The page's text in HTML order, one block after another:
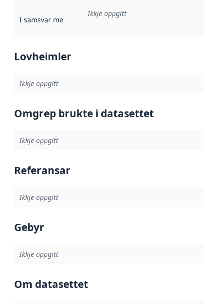
I samsvar med Referanse til ei implementeringsregel eller
Ikkje oppgitt
Lovheimler
Ikkje oppgitt
Omgrep brukte i datasettet
Ikkje oppgitt
Referansar
Ikkje oppgitt
Gebyr
Ikkje oppgitt
Om datasettet